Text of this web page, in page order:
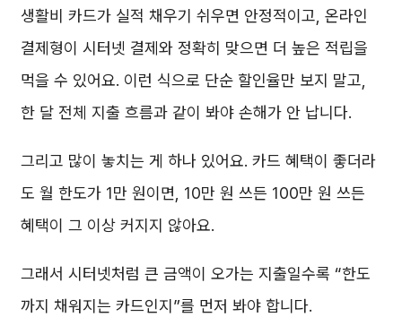
생활비 카드가 실적 채우기 쉬우면 안정적이고, 온라인
결제형이 시터넷 결제와 정확히 맞으면 더 높은 적립을
먹을 수 있어요. 이런 식으로 단순 할인율만 보지 말고,
한 달 전체 지출 흐름과 같이 봐야 손해가 안 납니다.
그리고 많이 놓치는 게 하나 있어요. 카드 혜택이 좋더라
도 월 한도가 1만 원이면, 10만 원 쓰든 100만 원 쓰든
혜택이 그 이상 커지지 않아요.
그래서 시터넷처럼 큰 금액이 오가는 지출일수록 “한도
까지 채워지는 카드인지”를 먼저 봐야 합니다.